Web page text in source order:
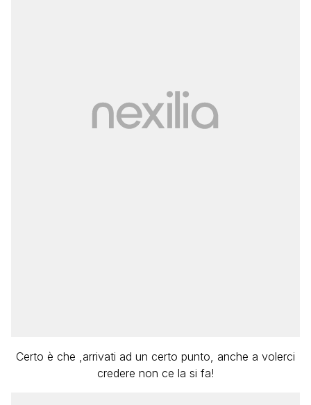
Certo è che ,arrivati ad un certo punto, anche a volerci
credere non ce la si fa!